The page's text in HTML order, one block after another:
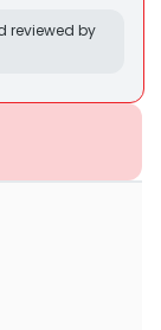
reviewed by